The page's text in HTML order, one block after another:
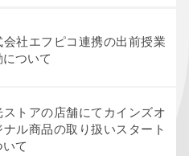
会社エフピコ連携の出前授業
について
ストアの店舗にてカインズオ
ナル商品の取り扱いスタート
いて